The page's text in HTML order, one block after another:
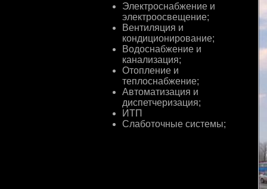
Электроснабжение и
электроосвещение;
Вентиляция и
кондиционирование;
Водоснабжение и
канализация;
Отопление и
теплоснабжение;
Автоматизация и
диспетчеризация;
ИТП
Слаботочные системы;